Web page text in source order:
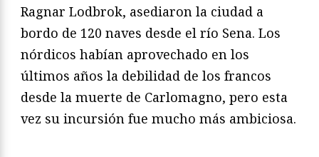
Ragnar Lodbrok, asediaron la ciudad a
bordo de 120 naves desde el río Sena. Los
nórdicos habían aprovechado en los
últimos años la debilidad de los francos
desde la muerte de Carlomagno, pero esta
vez su incursión fue mucho más ambiciosa.